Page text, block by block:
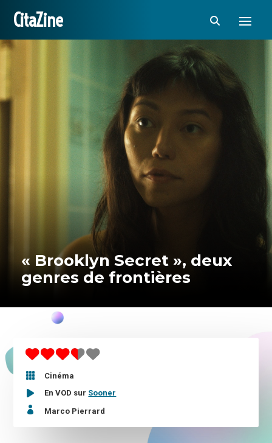
CitaZine
« Brooklyn Secret », deux
genres de frontières

Cinéma
En VOD sur Sooner
 Marco Pierrard